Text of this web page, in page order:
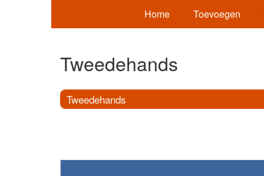
Home Toevoegen
Tweedehands
Tweedehands